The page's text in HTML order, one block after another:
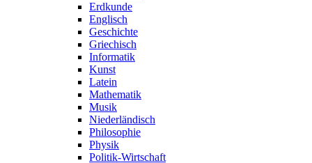
Erdkunde
Englisch
Geschichte
Griechisch
Informatik
Kunst
Latein
Mathematik
Musik
Niederländisch
Philosophie
Physik
Politik-Wirtschaft